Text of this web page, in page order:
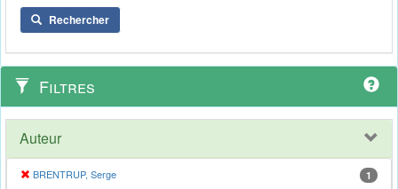
Rechercher
Filtres
Auteur
BRENTRUP, Serge 1